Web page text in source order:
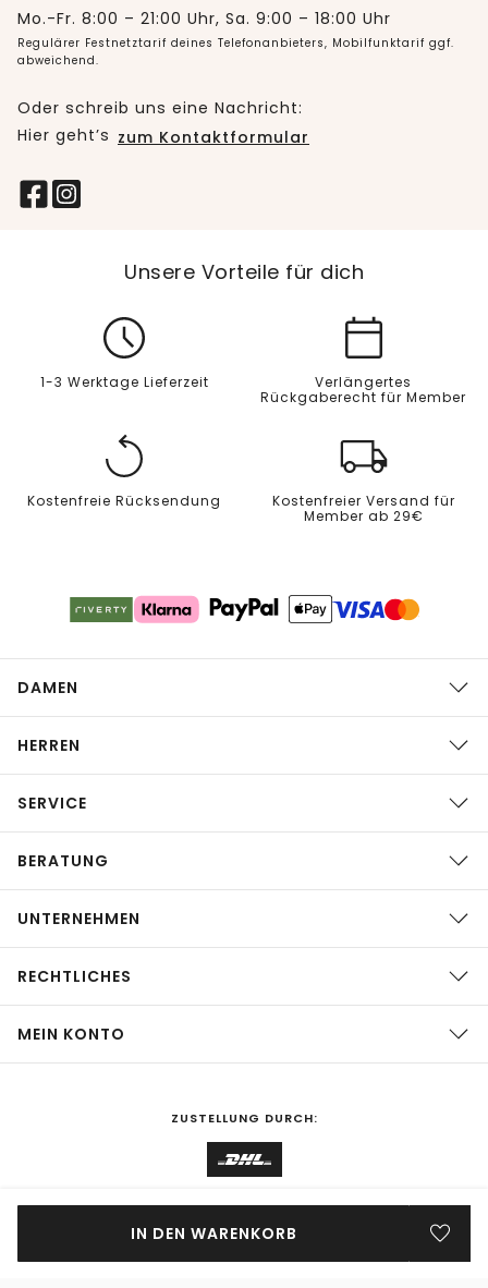
IN DEN WARENKORB
Mo.-Fr. 8:00 – 21:00 Uhr, Sa. 9:00 – 18:00 Uhr
Regulärer Festnetztarif deines Telefonanbieters, Mobilfunktarif ggf.
abweichend.
Oder schreib uns eine Nachricht:
Hier geht’s zum Kontaktformular
Unsere Vorteile für dich
1-3 Werktage Lieferzeit
Verlängertes
Rückgaberecht für Member
Kostenfreie Rücksendung
Kostenfreier Versand für
Member ab 29€
DAMEN
HERREN
SERVICE
BERATUNG
UNTERNEHMEN
RECHTLICHES
MEIN KONTO
ZUSTELLUNG DURCH: